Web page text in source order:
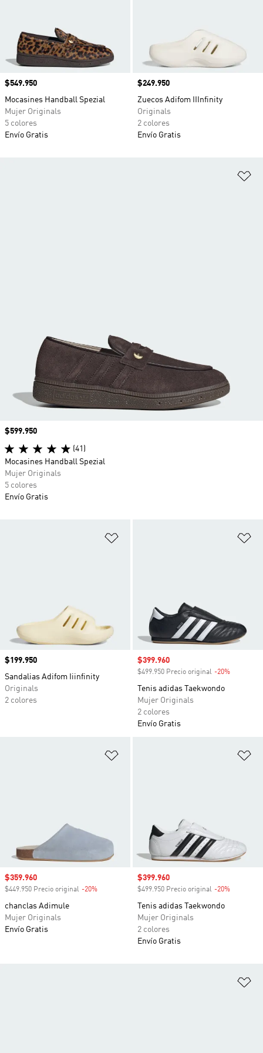
Precio
$549.950
Mocasines Handball Spezial
Mujer Originals
5 colores
Envío Gratis
Precio
$249.950
Zuecos Adifom IIInfinity
Originals
2 colores
Envío Gratis
Precio
$199.950
Sandalias Adifom Iiinfinity
Originals
2 colores
Precio de venta
$399.960
$499.950 Precio original -20%
Tenis adidas Taekwondo
Mujer Originals
2 colores
Envío Gratis
Precio de venta
$359.960
$449.950 Precio original -20%
chanclas Adimule
Mujer Originals
Envío Gratis
Precio de venta
$399.960
$499.950 Precio original -20%
Tenis adidas Taekwondo
Mujer Originals
2 colores
Envío Gratis
Precio
$599.950
(41)
Mocasines Handball Spezial
Mujer Originals
5 colores
Envío Gratis